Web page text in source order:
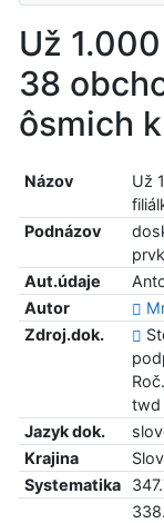
Už
38
ôsmich
Názov
Už
Podnázov
Aut.údaje
Autor
Zdroj.dok.
twd
Jazyk dok.
Krajina
Systematika